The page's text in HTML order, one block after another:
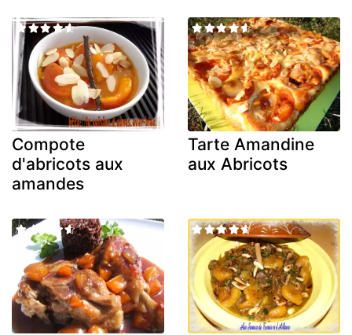
Compote
d'abricots aux
amandes
Tarte Amandine
aux Abricots